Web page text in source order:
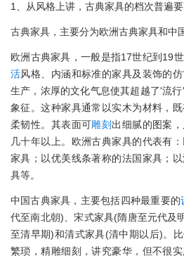
1、从风格上讲，古典家具的档次普遍要
古典家具，主要分为欧洲古典家具和中
欧洲古典家具，一般是指17世纪到19
活风格、内涵和标准的家具及装饰的
生产，浓厚的文化气息使其超越了'流
象征。这种家具通常以实木为材料，
柔韧性。其表面可雕刻 出细腻的图案
几十年以上。欧洲古典家具的代表有
家具；以优美线条著称的法国家具；
具等。
中国古典家具，主要包括四种最重要的
代至南北朝)、宋式家具(隋唐至元代及
至清早期)和清式家具(清中期以后)。
繁琐，精雕细刻，讲究豪华，但不很